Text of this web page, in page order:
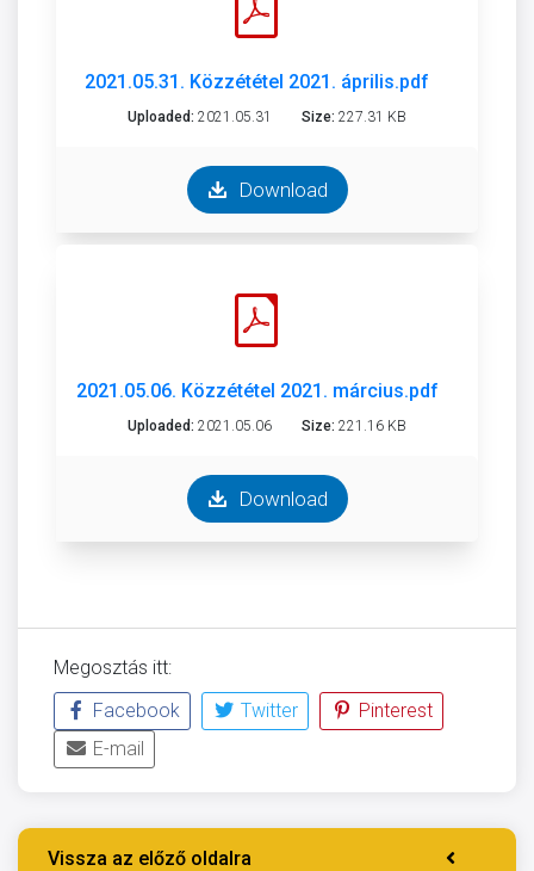
2021.05.31. Közzététel 2021. április.pdf
Uploaded: 2021.05.31 Size: 227.31 KB
Download
2021.05.06. Közzététel 2021. március.pdf
Uploaded: 2021.05.06 Size: 221.16 KB
Download
Megosztás itt:
Facebook
Twitter
Pinterest
E-mail
Vissza az előző oldalra